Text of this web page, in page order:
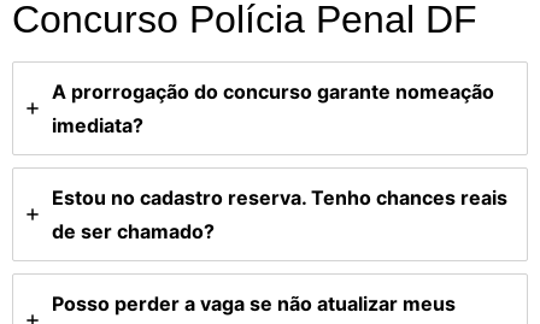
Concurso Polícia Penal DF
A prorrogação do concurso garante nomeação
imediata?
Estou no cadastro reserva. Tenho chances reais
de ser chamado?
Posso perder a vaga se não atualizar meus